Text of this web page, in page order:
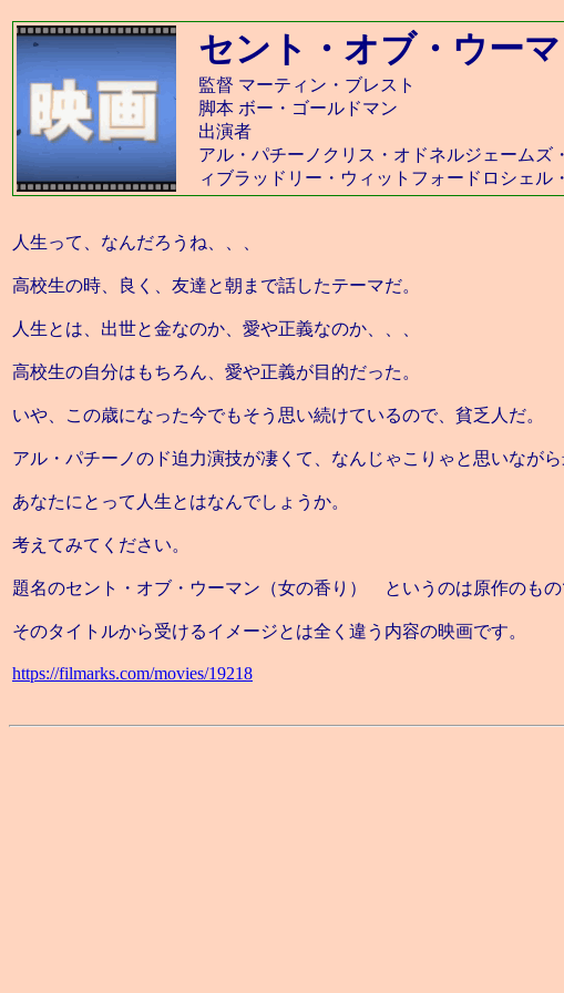
セント・オブ・ウー
監督 マーティン・ブレスト
脚本 ボー・ゴールドマン
出演者
アル・パチーノクリス・オドネルジェーム
ィブラッドリー・ウィットフォードロシェ
人生って、なんだろうね、、、
高校生の時、良く、友達と朝まで話したテーマだ。
人生とは、出世と金なのか、愛や正義なのか、、、
高校生の自分はもちろん、愛や正義が目的だった。
いや、この歳になった今でもそう思い続けているので、貧乏人だ。
アル・パチーノのド迫力演技が凄くて、なんじゃこりゃと思いなが
あなたにとって人生とはなんでしょうか。
考えてみてください。
題名のセント・オブ・ウーマン（女の香り） というのは原作のもの
そのタイトルから受けるイメージとは全く違う内容の映画です。
https://filmarks.com/movies/19218